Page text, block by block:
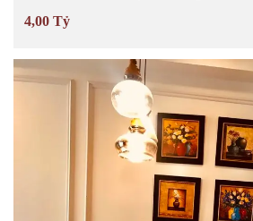
4,00 Tỷ